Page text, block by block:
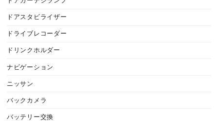
ドアスタビライザー
ドライブレコーダー
ドリンクホルダー
ナビゲーション
ニッサン
バックカメラ
バッテリー交換